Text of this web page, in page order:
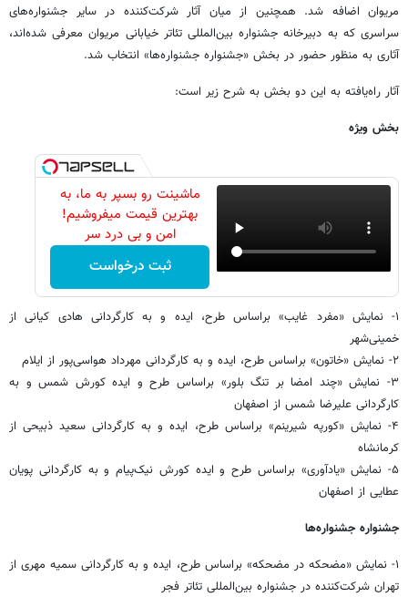
مریوان اضافه شد. همچنین از میان آثار شرکت‌کننده در سایر جشنواره‌های
سراسری که به دبیرخانه جشنواره بین‌المللی تئاتر خیابانی مریوان معرفی شده‌اند،
آثاری به منظور حضور در بخش «جشنواره جشنواره‌ها» انتخاب شد.
آثار راه‌یافته به این دو بخش به شرح زیر است:
بخش ویژه
ماشینت رو بسپر به ما، به
بهترین قیمت میفروشیم!
امن و بی درد سر
ثبت درخواست
۱- نمایش «مفرد غایب» براساس طرح، ایده و به کارگردانی هادی کیانی از
خمینی‌شهر
۲- نمایش «خاتون» براساس طرح، ایده و به کارگردانی مهرداد هواسی‌پور از ایلام
۳- نمایش «چند امضا بر تنگ بلور» براساس طرح و ایده کورش شمس و به
کارگردانی علیرضا شمس از اصفهان
۴- نمایش «کورپه شیرینم» براساس طرح، ایده و به کارگردانی سعید ذبیحی از
کرمانشاه
۵- نمایش «یادآوری» براساس طرح و ایده کورش نیک‌پیام و به کارگردانی پویان
عطایی از اصفهان
جشنواره جشنواره‌ها
۱- نمایش «مضحکه در مضحکه» براساس طرح، ایده و به کارگردانی سمیه مهری از
تهران شرکت‌کننده در جشنواره بین‌المللی تئاتر فجر